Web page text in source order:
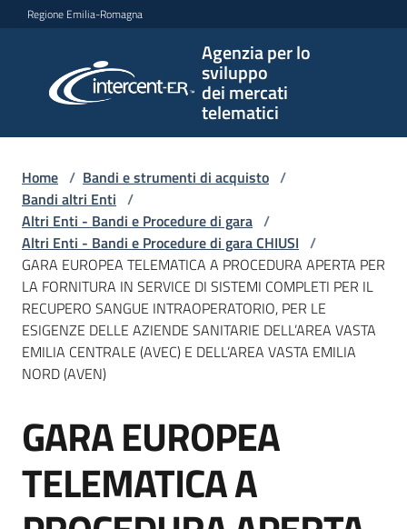
Vai al contenuto
Vai alla navigazione
Vai al footer
Regione Emilia-Romagna
Agenzia per lo
sviluppo
dei mercati
telematici
per lo
sviluppo
telematici
L'Agenzia
Bandi
e
strumenti
acquisto
Supporto
Home / Bandi e strumenti di acquisto /
Bandi altri Enti /
Altri Enti - Bandi e Procedure di gara /
Altri Enti - Bandi e Procedure di gara CHIUSI /
GARA EUROPEA TELEMATICA A PROCEDURA APERTA PER
LA FORNITURA IN SERVICE DI SISTEMI COMPLETI PER IL
RECUPERO SANGUE INTRAOPERATORIO, PER LE
ESIGENZE DELLE AZIENDE SANITARIE DELL’AREA VASTA
EMILIA CENTRALE (AVEC) E DELL’AREA VASTA EMILIA
NORD (AVEN)
Salta al contenuto
GARA EUROPEA
TELEMATICA A